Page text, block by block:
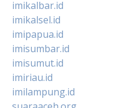
imikalbar.id
imikalsel.id
imipapua.id
imisumbar.id
imisumut.id
imiriau.id
imilampung.id